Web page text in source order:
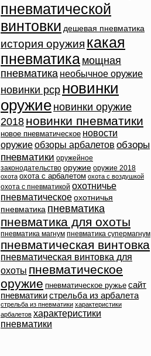
пневматической
винтовки дешевая пневматика
история оружия какая
пневматика мощная
пневматика необычное оружие
новинки pcp новинки
оружие новинки оружие
2018 новинки пневматики
новое пневматическое новости
оружиеобзоры арбалетов обзоры
пневматики оружейное
законодательство оружие оружие 2018
охота охота с арбалетом охота с воздушкой
охота с пневматикой охотничье
пневматическое охотничья
пневматика пневматика
пневматика для охоты
пневматика магнум пневматика супермагнум
пневматическая винтовка
пневматическая винтовка для
охоты пневматическое
оружие пневматическое ружье сайт
пневматикистрельба из арбалета
стрельба из пневматики характеристики
арбалетов характеристики
пневматики